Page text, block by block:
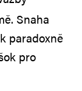
Snaha
paradoxně
pro